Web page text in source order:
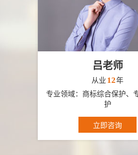
吕老师
从业 12年
专业领域：商标综合保护、
护
立即咨询